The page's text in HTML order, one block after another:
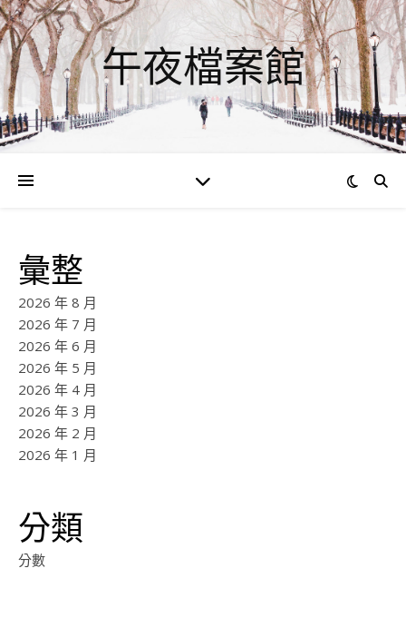
午夜檔案館
彙整
2026 年 8 月
2026 年 7 月
2026 年 6 月
2026 年 5 月
2026 年 4 月
2026 年 3 月
2026 年 2 月
2026 年 1 月
分類
分數